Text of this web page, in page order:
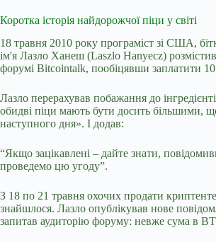
Коротка історія найдорожчої піци у світі
18 травня 2010 року програміст зі США,
ім'я Лазло Ханеш (Laszlo Hanyecz)
форумі Bitcointalk, пообіцявши заплатити
Лазло перерахував побажання до
обидві піци мають бути досить більшими,
наступного дня». І додав:
“Якщо зацікавлені – дайте знати,
проведемо цю угоду”.
З 18 по 21 травня охочих продати
знайшлося. Лазло опублікував нове
запитав аудиторію форуму: невже сума в